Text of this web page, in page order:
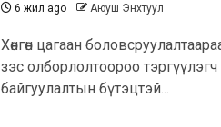
6 жил ago Аюуш Энхтуул
Хөнгөн цагаан
зэс олборлолтоороо
байгуулалтын бүтэцтэй...